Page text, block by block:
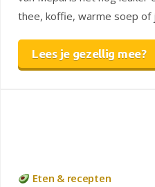
thee, koffie, warme soep of
Lees je gezellig mee?
Eten & recepten